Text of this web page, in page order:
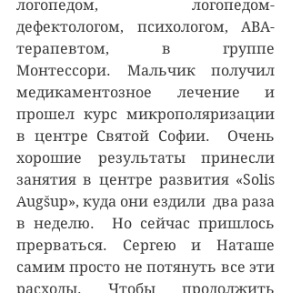
логопедом,  логопедом-
дефектологом, психологом, АВА-
терапевтом, в группе
Монтессори. Мальчик получил
медикаментозное лечение и
прошел курс микрополяризации
в центре Святой Софии.  Очень
хорошие результаты принесли
занятия в центре развития «Solis
Augšup», куда они ездили  два раза
в неделю.  Но сейчас пришлось
прерваться. Сергею и Наташе
самим просто не потянуть все эти
расходы. Чтобы продолжить